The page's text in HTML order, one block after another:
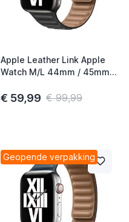
Apple Leather Link Apple
Watch M/L 44mm / 45mm /
€ 59,99 € 99,99
Geopende verpakking